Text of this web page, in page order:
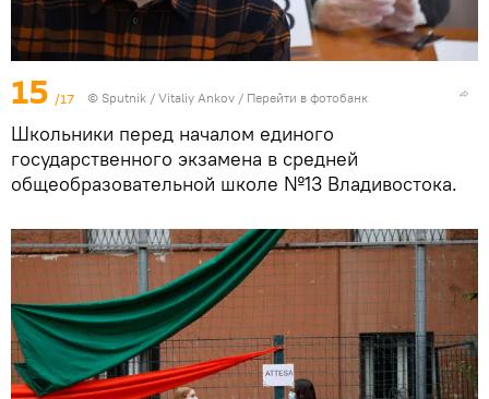
15 /17 © Sputnik / Vitaliy Ankov / Перейти в фотобанк
Школьники перед началом единого
государственного экзамена в средней
общеобразовательной школе №13 Владивостока.